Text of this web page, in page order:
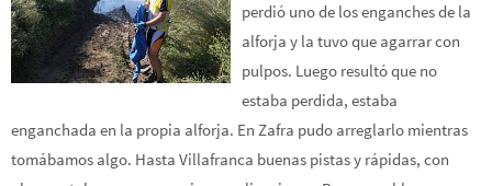
perdió uno de los enganches de la
alforja y la tuvo que agarrar con
pulpos. Luego resultó que no
estaba perdida, estaba
enganchada en la propia alforja. En Zafra pudo arreglarlo mientras
tomábamos algo. Hasta Villafranca buenas pistas y rápidas, con